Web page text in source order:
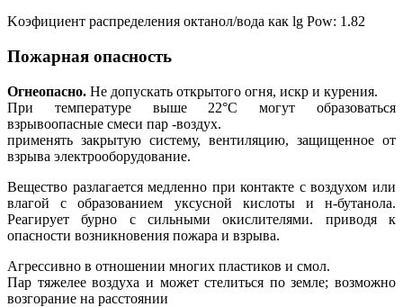
Koэфициент распределения октанол/вода как lg Pow: 1.82
Пожарная опасность
Огнеопасно. Не допускать открытого огня, искр и курения.
При температуре выше 22°C могут образоваться
взрывоопасныe смеси пар -воздух.
применять закрытую систему, вентиляцию, защищенное от
взрыва электрооборудование.
Вещество разлагается медленно при контакте с воздухом или
влагой с образованием уксусной кислоты и н-бутанола.
Реагирует бурно с сильными окислителями. приводя к
опасности возникновения пожара и взрыва.
Агрессивно в отношении многих пластиков и смол.
Пар тяжелее воздуха и может стелиться по земле; возможно
возгорание на расстоянии